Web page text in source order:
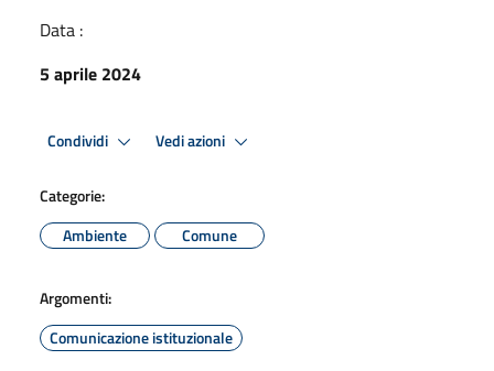
Data :
5 aprile 2024
Condividi Vedi azioni
Categorie:
Ambiente
Comune
Argomenti:
Comunicazione istituzionale